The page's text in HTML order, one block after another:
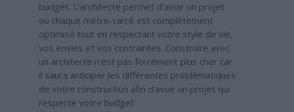
budget. L'architecte permet d'avoir un projet
où chaque mètre-carré est complètement
optimisé tout en respectant votre style de vie,
vos envies et vos contraintes. Construire avec
un architecte n'est pas forcément plus cher car
il saura anticiper les différentes problématiques
de votre construction afin d'avoir un projet qui
respecte votre budget